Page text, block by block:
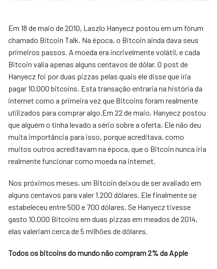
Em 18 de maio de 2010, Laszlo Hanyecz postou em um fórum
chamado Bitcoin Talk. Na época, o Bitcoin ainda dava seus
primeiros passos. A moeda era incrivelmente volátil, e cada
Bitcoin valia apenas alguns centavos de dólar. O post de
Hanyecz foi por duas pizzas pelas quais ele disse que iria
pagar 10.000 bitcoins. Esta transação entraria na história da
internet como a primeira vez que Bitcoins foram realmente
utilizados para comprar algo. Em 22 de maio, Hanyecz postou
que alguém o tinha levado a sério sobre a oferta. Ele não deu
muita importância para isso, porque acreditava, como
muitos outros acreditavam na época, que o Bitcoin nunca iria
realmente funcionar como moeda na internet.
Nos próximos meses, um Bitcoin deixou de ser avaliado em
alguns centavos para valer 1.200 dólares. Ele finalmente se
estabeleceu entre 500 e 700 dólares. Se Hanyecz tivesse
gasto 10.000 Bitcoins em duas pizzas em meados de 2014,
elas valeriam cerca de 5 milhões de dólares.
Todos os bitcoins do mundo não compram 2% da Apple